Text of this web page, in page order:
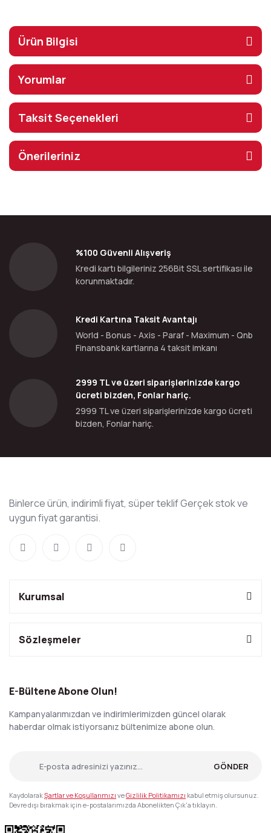
Ürün Bilgisi
Yorumlar
Taksit Seçenekleri
Önerileriniz
%100 Güvenli Alışveriş
Kredi kartı bilgileriniz 256Bit SSL sertifikası ile
korunmaktadır.
Kredi Kartına Taksit Avantajı
World - Bonus - Axis - Paraf - Maximum - Qnb
Finansbank kartlarına 4 taksit imkanı
2999 TL ve üzeri siparişlerinizde kargo
ücreti bizden, Fonlar hariç.
2999 TL ve üzeri siparişlerinizde kargo ücreti
bizden, Fonlar hariç.
Binlerce ürün, indirimli fiyat, süper teklif Gerçek stok ve
uygun fiyat garantisi.
Kurumsal
Sözleşmeler
E-Bültene Abone Olun!
Kampanyalarımızdan ve indirimlerimizden güncel olarak
haberdar olmak istiyorsanız bültenimize abone olun.
GÖNDER
KaydolarakŞartlar ve Koşullarımızı veGizlilik Politikamızı kabul etmiş olursunuz.
Devre dışı bırakmak için e-postalarımızda Abonelikten Çık'a tıklayın.